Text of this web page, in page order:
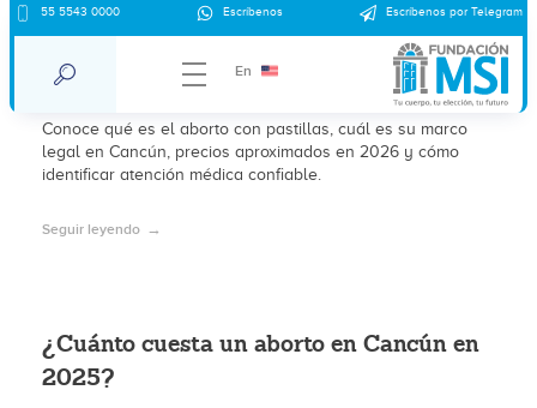
55 5543 0000 Escríbenos Escríbenos por Telegram
En
Aborto con pastillas en Cancún:
información general, precios 2026 y
marco legal
Conoce qué es el aborto con pastillas, cuál es su marco
legal en Cancún, precios aproximados en 2026 y cómo
identificar atención médica confiable.
Seguir leyendo
¿Cuánto cuesta un aborto en Cancún en
2025?